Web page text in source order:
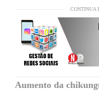
CONTINUA
Aumento da